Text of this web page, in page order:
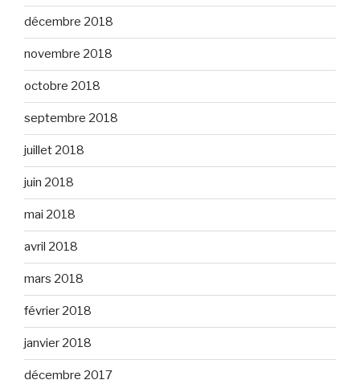
décembre 2018
novembre 2018
octobre 2018
septembre 2018
juillet 2018
juin 2018
mai 2018
avril 2018
mars 2018
février 2018
janvier 2018
décembre 2017